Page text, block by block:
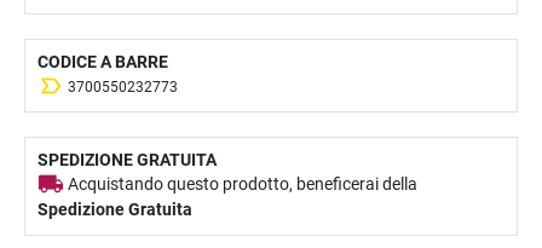
CODICE A BARRE
3700550232773
SPEDIZIONE GRATUITA
Acquistando questo prodotto, beneficerai della
Spedizione Gratuita